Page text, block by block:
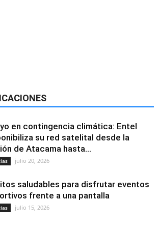
en contingencia climática: Entel
su red satelital desde la
de Atacama hasta...
julio 20, 2026
saludables para disfrutar eventos
frente a una pantalla
julio 15, 2026